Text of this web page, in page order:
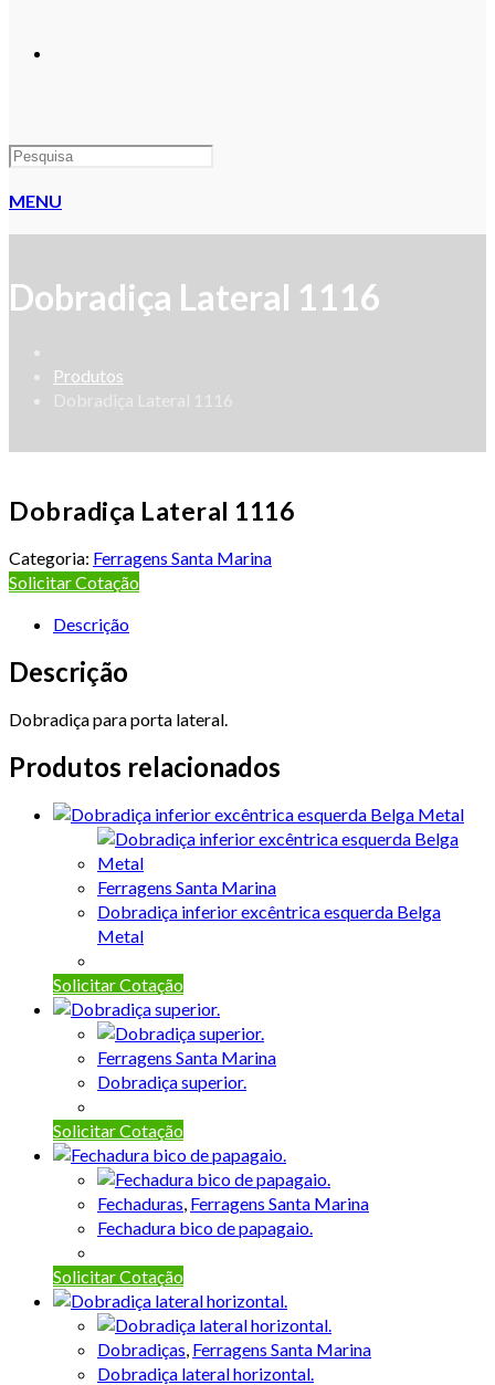
MENU
Dobradiça Lateral 1116
Produtos
Dobradiça Lateral 1116
Dobradiça Lateral 1116
Categoria: Ferragens Santa Marina
Solicitar Cotação
Descrição
Descrição
Dobradiça para porta lateral.
Produtos relacionados
Ferragens Santa Marina
Dobradiça inferior excêntrica esquerda Belga
Metal
Solicitar Cotação
Ferragens Santa Marina
Dobradiça superior.
Solicitar Cotação
Fechaduras Ferragens Santa Marina
Fechadura bico de papagaio.
Solicitar Cotação
Dobradiças Ferragens Santa Marina
Dobradiça lateral horizontal.